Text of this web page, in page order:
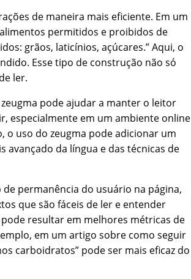
de maneira mais eficiente. Em um
permitidos e proibidos de
grãos, laticínios, açúcares.” Aqui, o
Esse tipo de construção não só
ler.
pode ajudar a manter o leitor
especialmente em um ambiente online
o uso do zeugma pode adicionar um
da língua e das técnicas de
permanência do usuário na página,
que são fáceis de ler e entender
resultar em melhores métricas de
em um artigo sobre como seguir
carboidratos” pode ser mais eficaz do